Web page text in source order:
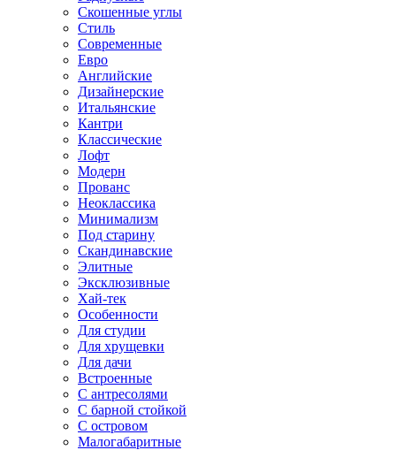
Скошенные углы
Стиль
Современные
Евро
Английские
Дизайнерские
Итальянские
Кантри
Классические
Лофт
Модерн
Прованс
Неоклассика
Минимализм
Под старину
Скандинавские
Элитные
Эксклюзивные
Хай-тек
Особенности
Для студии
Для хрущевки
Для дачи
Встроенные
С антресолями
С барной стойкой
С островом
Малогабаритные